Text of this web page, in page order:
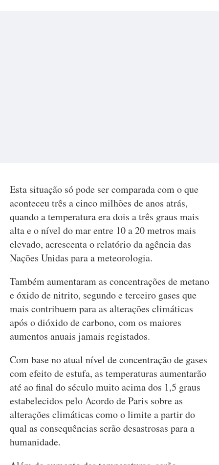
Esta situação só pode ser comparada com o que
aconteceu três a cinco milhões de anos atrás,
quando a temperatura era dois a três graus mais
alta e o nível do mar entre 10 a 20 metros mais
elevado, acrescenta o relatório da agência das
Nações Unidas para a meteorologia.
Também aumentaram as concentrações de metano
e óxido de nitrito, segundo e terceiro gases que
mais contribuem para as alterações climáticas
após o dióxido de carbono, com os maiores
aumentos anuais jamais registados.
Com base no atual nível de concentração de gases
com efeito de estufa, as temperaturas aumentarão
até ao final do século muito acima dos 1,5 graus
estabelecidos pelo Acordo de Paris sobre as
alterações climáticas como o limite a partir do
qual as consequências serão desastrosas para a
humanidade.